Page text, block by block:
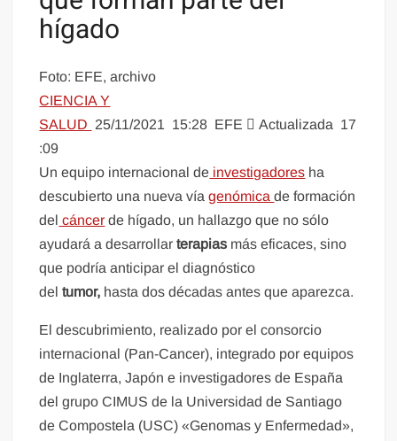
hígado
Foto: EFE, archivo
CIENCIA Y
SALUD 25/11/2021 15:28 EFE Actualizada 17
:09
Un equipo internacional de investigadores ha
descubierto una nueva víagenómicade formación
del cáncer de hígado, un hallazgo que no sólo
ayudará a desarrollarterapias más eficaces, sino
que podría anticipar el diagnóstico
del tumor, hasta dos décadas antes que aparezca.
El descubrimiento, realizado por el consorcio
internacional (Pan-Cancer), integrado por equipos
de Inglaterra, Japón e investigadores de España
del grupo CIMUS de la Universidad de Santiago
de Compostela (USC) «Genomas y Enfermedad»,